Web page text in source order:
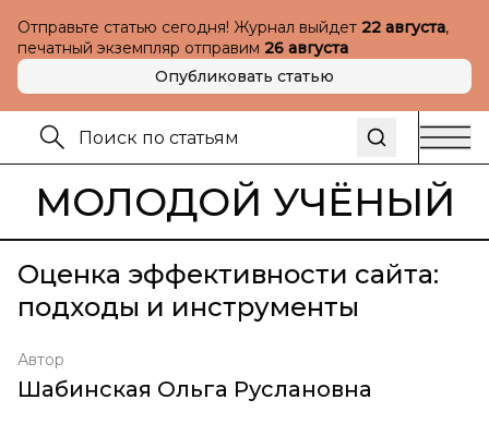
Отправьте статью сегодня! Журнал выйдет 22 августа,
печатный экземпляр отправим 26 августа
Опубликовать статью
МОЛОДОЙ УЧЁНЫЙ
Оценка эффективности сайта:
подходы и инструменты
Автор
Шабинская Ольга Руслановна